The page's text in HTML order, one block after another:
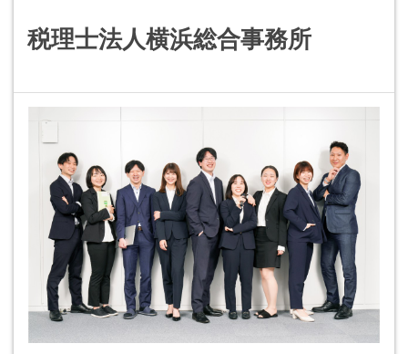
税理士法人横浜総合事務所